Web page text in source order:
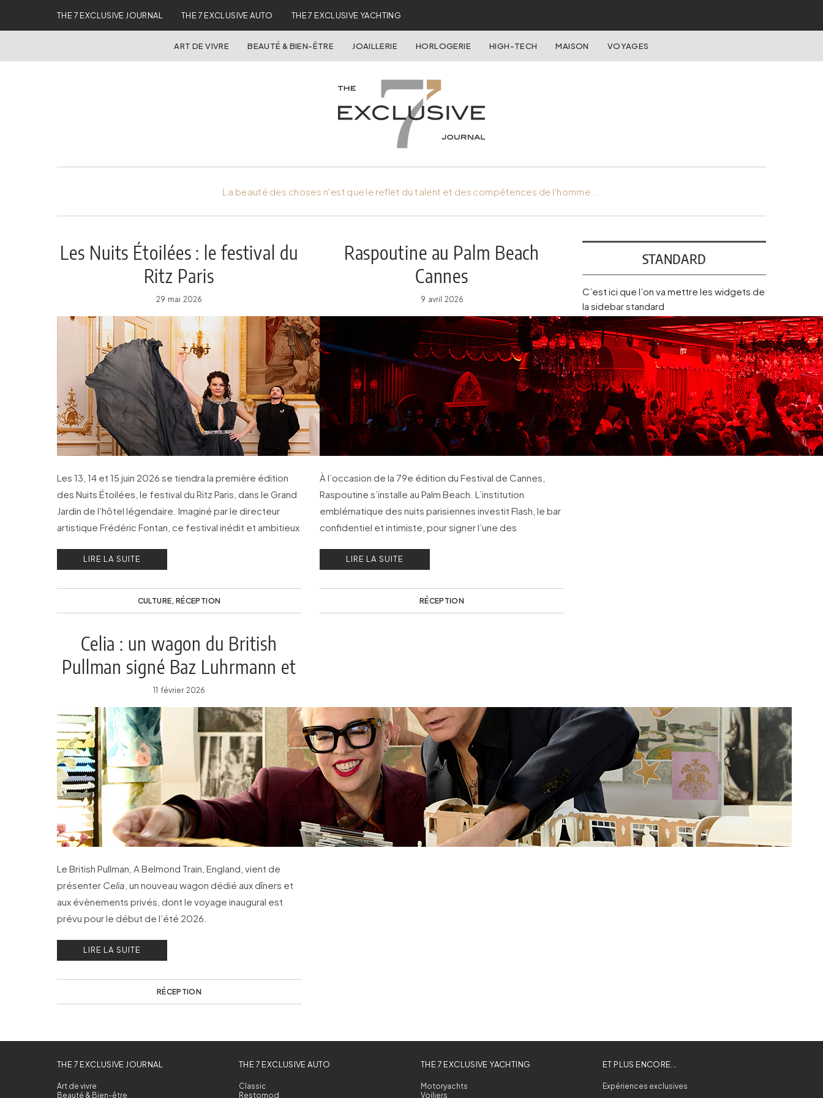
THE 7 EXCLUSIVE JOURNAL THE 7 EXCLUSIVE AUTO THE 7 EXCLUSIVE YACHTING
ART DE VIVRE BEAUTÉ & BIEN-ÊTRE JOAILLERIE HORLOGERIE HIGH-TECH MAISON VOYAGES
La beauté des choses n'est que le reflet du talent et des compétences de l'homme...
Les Nuits Étoilées : le festival du
Ritz Paris
29 mai 2026
Les 13, 14 et 15 juin 2026 se tiendra la première édition
des Nuits Étoilées, le festival du Ritz Paris, dans le Grand
Jardin de l’hôtel légendaire. Imaginé par le directeur
artistique Frédéric Fontan, ce festival inédit et ambitieux
LIRE LA SUITE
CULTURE, RÉCEPTION
Raspoutine au Palm Beach
Cannes
9 avril 2026
À l’occasion de la 79e édition du Festival de Cannes,
Raspoutine s’installe au Palm Beach. L’institution
emblématique des nuits parisiennes investit Flash, le bar
confidentiel et intimiste, pour signer l’une des
LIRE LA SUITE
RÉCEPTION
Celia : un wagon du British
Pullman signé Baz Luhrmann et
Catherine Martin
11 février 2026
Le British Pullman, A Belmond Train, England, vient de
présenter Celia , un nouveau wagon dédié aux dîners et
aux évènements privés, dont le voyage inaugural est
prévu pour le début de l’été 2026.
LIRE LA SUITE
RÉCEPTION
STANDARD
C’est ici que l’on va mettre les widgets de
la sidebar standard
THE 7 EXCLUSIVE JOURNAL
Art de vivre
Beauté & Bien-être
THE 7 EXCLUSIVE AUTO
Classic
Restomod
THE 7 EXCLUSIVE YACHTING
Motoryachts
Voiliers
ET PLUS ENCORE...
Expériences exclusives